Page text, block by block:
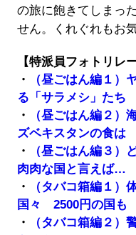
の旅に飽きてしまっ
せん。くれぐれもお
【特派員フォトリレ
・
（昼ごはん編１）
る「サラメシ」たち
・
（昼ごはん編２
ズベキスタンの食は
・
（昼ごはん編３
肉肉な国と言えば…
・
（タバコ箱編１）
国々 2500円の国も
・
（タバコ箱編２